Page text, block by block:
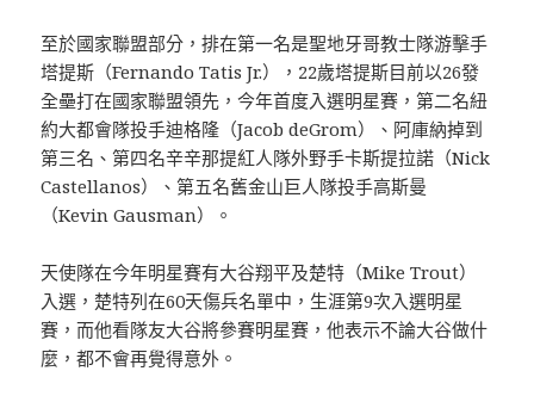
至於國家聯盟部分，排在第一名是聖地牙哥教士隊游擊手
塔提斯（Fernando Tatis Jr​.），22歲塔提斯目前以26發
全壘打在國家聯盟領先，今年首度入選明星賽，第二名紐
約大都會隊投手迪格隆（Jacob deGrom）、阿庫納掉到
第三名、第四名辛辛那提紅人隊外野手卡斯提拉諾（Nick
Castellanos）、第五名舊金山巨人隊投手高斯曼
（Kevin Gausman）。
天使隊在今年明星賽有大谷翔平及楚特（Mike Trout）
入選，楚特列在60天傷兵名單中，生涯第9次入選明星
賽，而他看隊友大谷將參賽明星賽，他表示不論大谷做什
麼，都不會再覺得意外。